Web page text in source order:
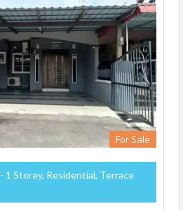
For Sale
- 1 Storey, Residential, Terrace